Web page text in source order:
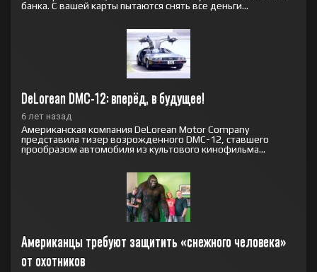
банка. С вашей карты пытаются снять все деньги...
DeLorean DMC-12: вперёд, в будущее!
6 лет назад
Американская компания DeLorean Motor Company
представила тизер возрожденного DMC-12, ставшего
прообразом автомобиля из культового кинофильма...
Американцы требуют защитить «снежного человека»
от охотников